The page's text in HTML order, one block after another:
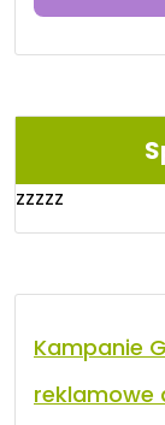
zzzzz
Kampanie
reklamowe